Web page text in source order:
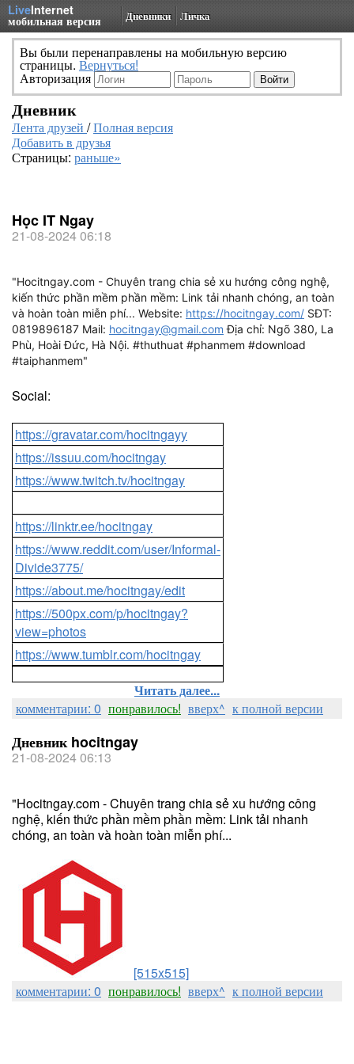
LiveInternet
мобильная версия Дневники Личка
Вы были перенаправлены на мобильную версию
страницы. Вернуться!
Авторизация
Дневник
Лента друзей /Полная версия
Добавить в друзья
Страницы: раньше»
Học IT Ngay
21-08-2024 06:18
"Hocitngay.com - Chuyên trang chia sẻ xu hướng công nghệ,
kiến thức phần mềm phần mềm: Link tải nhanh chóng, an toàn
và hoàn toàn miễn phí... Website: https://hocitngay.com/ SĐT:
0819896187 Mail: hocitngay@gmail.com Địa chỉ: Ngõ 380, La
Phù, Hoài Đức, Hà Nội. #thuthuat #phanmem #download
#taiphanmem"
Social:
https://gravatar.com/hocitngayy
https://issuu.com/hocitngay
https://www.twitch.tv/hocitngay
https://linktr.ee/hocitngay
https://www.reddit.com/user/Informal-
Divide3775/
https://about.me/hocitngay/edit
https://500px.com/p/hocitngay?
view=photos
https://www.tumblr.com/hocitngay
Читать далее...
комментарии: 0 понравилось! вверх^ к полной версии
Дневник hocitngay
21-08-2024 06:13
"Hocitngay.com - Chuyên trang chia sẻ xu hướng công
nghệ, kiến thức phần mềm phần mềm: Link tải nhanh
chóng, an toàn và hoàn toàn miễn phí...
[515x515]
комментарии: 0 понравилось! вверх^ к полной версии